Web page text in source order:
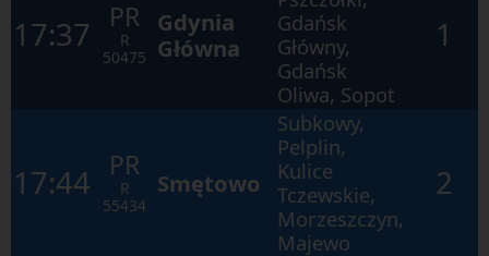
17:37 PR
R
50475
Gdynia
Główna
Gdańsk
Główny,
Gdańsk
Oliwa, Sopot
1
17:44 PR
R
55434
Smętowo
Subkowy,
Pelplin,
Kulice
Tczewskie,
Morzeszczyn,
Majewo
2